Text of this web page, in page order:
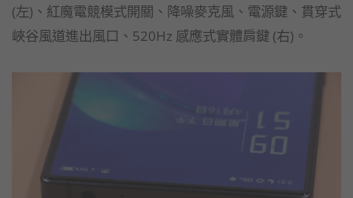
(左)、紅魔電競模式開關、降噪麥克風、電源鍵、貫穿式
峽谷風道進出風口、520Hz 感應式實體肩鍵 (右)。